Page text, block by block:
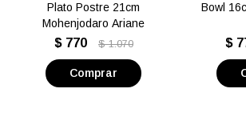
Plato Postre 21cm
Mohenjodaro Ariane
$ 770 $ 1.070
Bowl
$